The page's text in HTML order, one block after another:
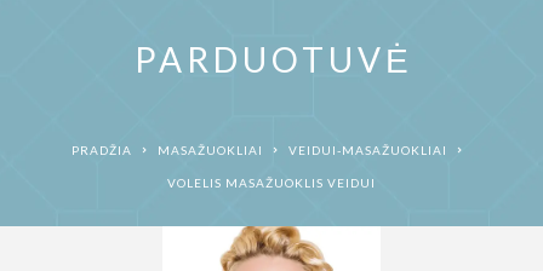
PARDUOTUVĖ
PRADŽIA MASAŽUOKLIAI VEIDUI-MASAŽUOKLIAI
VOLELIS MASAŽUOKLIS VEIDUI